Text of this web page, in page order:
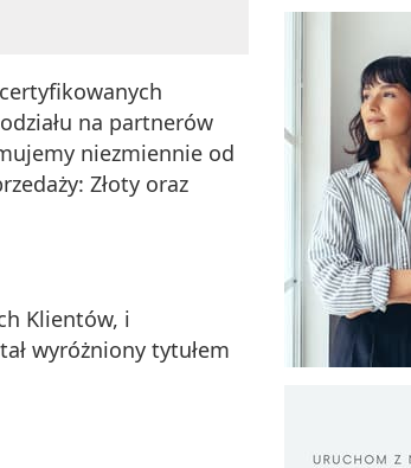
na partnerów
niezmiennie od
Złoty oraz
Klientów, i
wyróżniony tytułem